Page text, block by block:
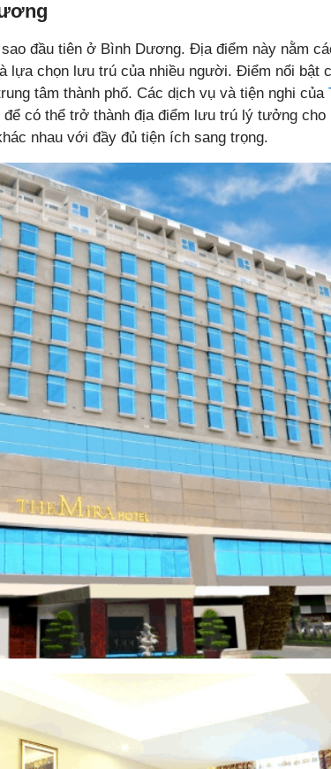
đầu tiên ở Bình Dương. Địa điểm này nằm
lựa chọn lưu trú của nhiều người. Điểm nổi bật
tâm thành phố. Các dịch vụ và tiện nghi của
có thể trở thành địa điểm lưu trú lý tưởng cho
nhau với đầy đủ tiện ích sang trọng.